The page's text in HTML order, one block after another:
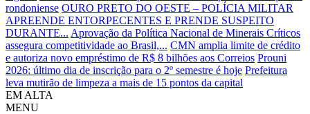
rondoniense OURO PRETO DO OESTE – POLÍCIA MILITAR
APREENDE ENTORPECENTES E PRENDE SUSPEITO
DURANTE... Aprovação da Política Nacional de Minerais Críticos
assegura competitividade ao Brasil,... CMN amplia limite de crédito
e autoriza novo empréstimo de R$ 8 bilhões aos Correios Prouni
2026: último dia de inscrição para o 2º semestre é hoje Prefeitura
leva mutirão de limpeza a mais de 15 pontos da capital
EM ALTA
MENU